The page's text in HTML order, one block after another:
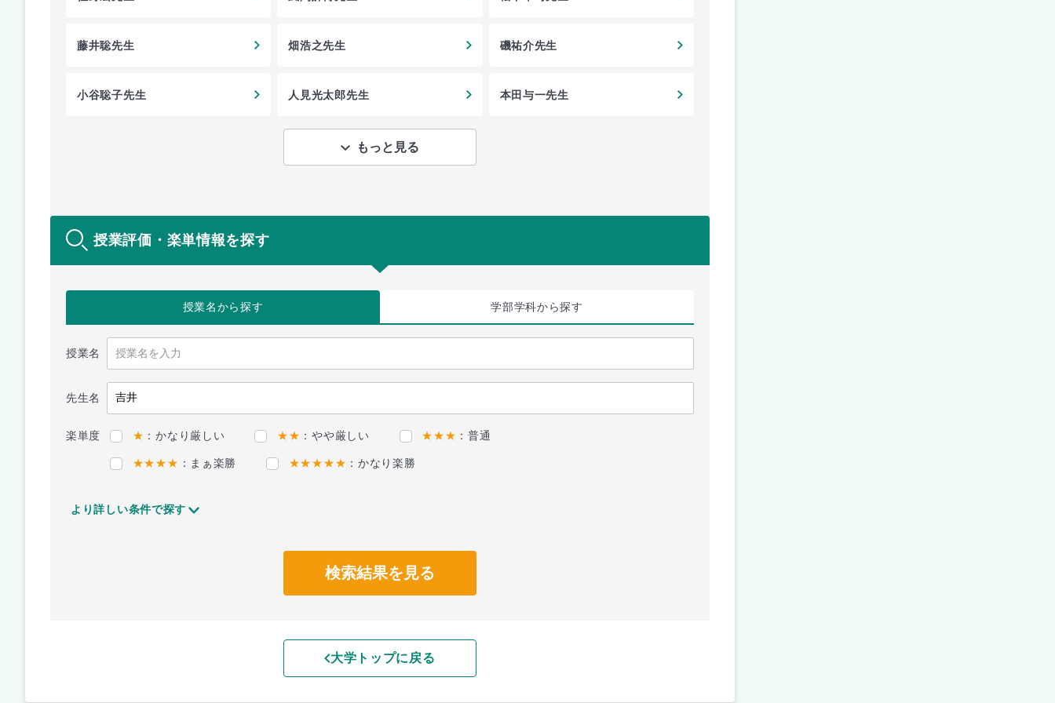
藤井聡先生 畑浩之先生 磯祐介先生
小谷聡子先生 人見光太郎先生 本田与一先生
もっと見る
授業評価・楽単情報を探す
授業名から探す 学部学科から探す
授業名
先生名
楽単度 ★ ：かなり厳しい ★★ ：やや厳しい ★★★ ：普通
★★★★ ：まぁ楽勝 ★★★★★ ：かなり楽勝
より詳しい条件で探す
検索結果を見る
大学トップに戻る